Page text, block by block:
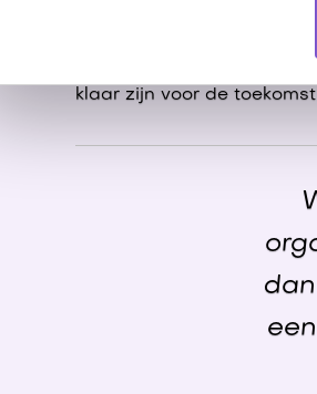
in verschillende
klaar zijn voor de
dan
een